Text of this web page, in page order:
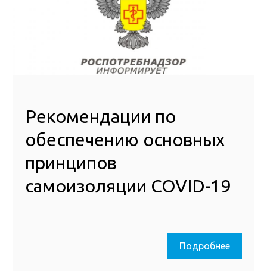
Рекомендации по
обеспечению основных
принципов
самоизоляции COVID-19
Подробнее